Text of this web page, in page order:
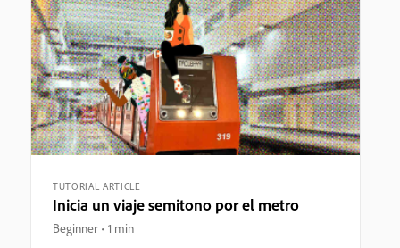
TUTORIAL ARTICLE
Inicia un viaje semitono por el metro
Beginner 1 min